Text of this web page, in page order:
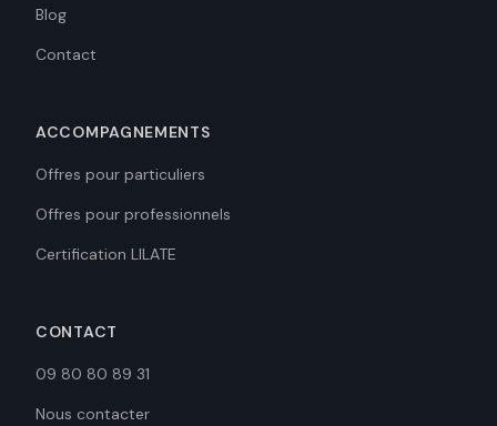
Blog
Contact
ACCOMPAGNEMENTS
Offres pour particuliers
Offres pour professionnels
Certification LILATE
CONTACT
09 80 80 89 31
Nous contacter